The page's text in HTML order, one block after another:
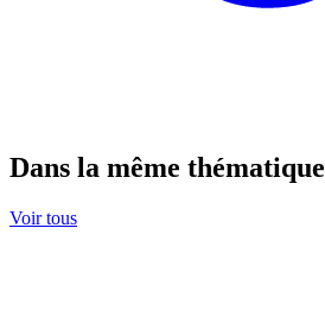
Dans la même thématique
Voir tous